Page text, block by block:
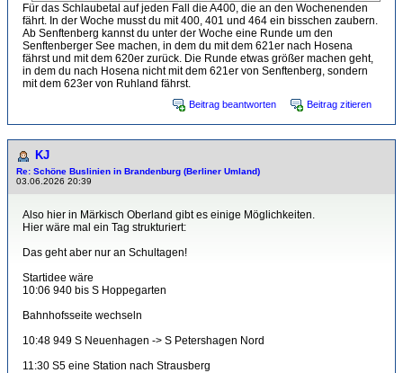
Für das Schlaubetal auf jeden Fall die A400, die an den Wochenenden
fährt. In der Woche musst du mit 400, 401 und 464 ein bisschen zaubern.
Ab Senftenberg kannst du unter der Woche eine Runde um den
Senftenberger See machen, in dem du mit dem 621er nach Hosena
fährst und mit dem 620er zurück. Die Runde etwas größer machen geht,
in dem du nach Hosena nicht mit dem 621er von Senftenberg, sondern
mit dem 623er von Ruhland fährst.
Beitrag beantworten Beitrag zitieren
KJ
Re: Schöne Buslinien in Brandenburg (Berliner Umland)
03.06.2026 20:39
Also hier in Märkisch Oberland gibt es einige Möglichkeiten.
Hier wäre mal ein Tag strukturiert:
Das geht aber nur an Schultagen!
Startidee wäre
10:06 940 bis S Hoppegarten
Bahnhofsseite wechseln
10:48 949 S Neuenhagen -> S Petershagen Nord
11:30 S5 eine Station nach Strausberg